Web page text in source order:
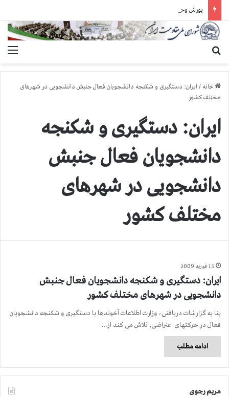
خانه / ایران: دستگیری و شکنجه دانشجویان فعال جنبش دانشجویی در شهرهای
مختلف کشور
ایران: دستگیری و شکنجه
دانشجویان فعال جنبش
دانشجویی در شهرهای
مختلف کشور
15 فوریه 2009
ایران: دستگیری و شکنجه دانشجویان فعال جنبش
دانشجویی در شهرهای مختلف کشور
بنا به گزارشات دریافتی، وزارت اطلاعات آخوندها با دستگیری و شکنجه دانشجویان
فعال در حرکتهای اعتراضی, تلاش می کند از…
ادامه مطلب
مریم رجوی